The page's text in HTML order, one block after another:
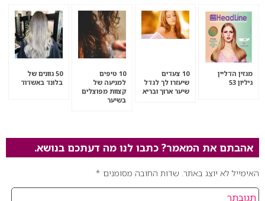
מגזין הדליין
גיליון 53
10 צעדים
שיעזרו לך לגדל
שיער ארוך ובריא
10 טיפים
למניעה של
קצוות מפוצלים
בשיער
50 גוונים של
בלונד באשדוד
אהבתם את המאמר? כתבו לנו מה דעתכם בנושא.
האימייל לא יוצג באתר. שדות החובה מסומנים *